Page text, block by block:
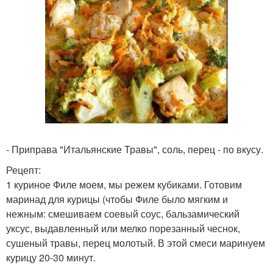
- Приправа "Итальянские Травы", соль, перец - по вкусу.
Рецепт:
1 куриное Филе моем, мы режем кубиками. Готовим
маринад для курицы (чтобы Филе было мягким и
нежным: смешиваем соевый соус, бальзамический
уксус, выдавленный или мелко порезанный чеснок,
сушеный травы, перец молотый. В этой смеси маринуем
курицу 20-30 минут.